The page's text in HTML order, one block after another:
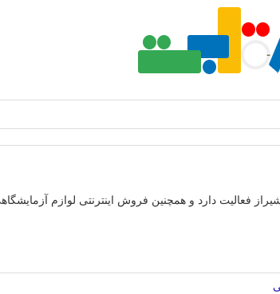
فعالیت دارد و همچنین فروش اینترنتی لوازم